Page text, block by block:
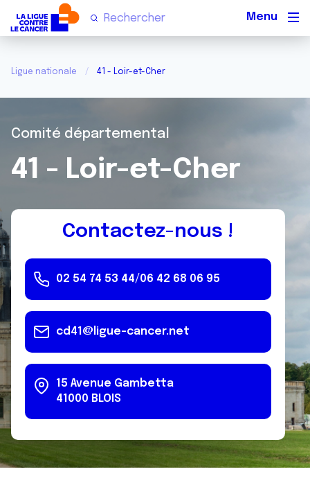
Ligue nationale 41 - Loir-et-Cher
Comité départemental
41 - Loir-et-Cher
Contactez-nous !
02 54 74 53 44/06 42 68 06 95
cd41@ligue-cancer.net
15 Avenue Gambetta
41000 BLOIS